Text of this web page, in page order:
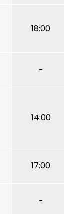
18:00
-
14:00
17:00
-